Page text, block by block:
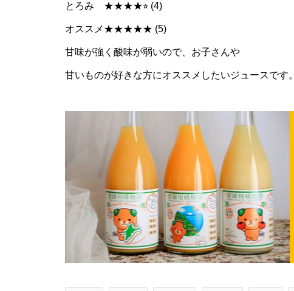
とろみ ★★★★⭐︎ (4)
オススメ★★★★★ (5)
甘味が強く酸味が弱いので、お子さんや
甘いものが好きな方にオススメしたいジュースです。